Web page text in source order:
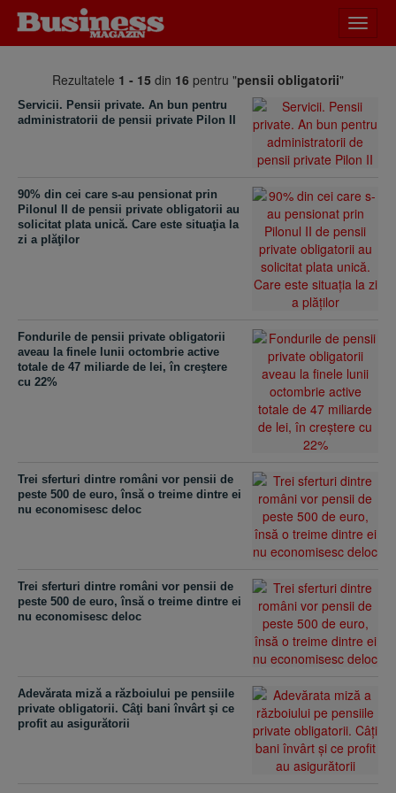
meniu
Rezultatele 1 - 15 din 16 pentru "pensii obligatorii"
Servicii. Pensii private. An bun pentru
administratorii de pensii private Pilon II
90% din cei care s-au pensionat prin
Pilonul II de pensii private obligatorii au
solicitat plata unică. Care este situaţia la
zi a plăţilor
Fondurile de pensii private obligatorii
aveau la finele lunii octombrie active
totale de 47 miliarde de lei, în creştere
cu 22%
Trei sferturi dintre români vor pensii de
peste 500 de euro, însă o treime dintre ei
nu economisesc deloc
Trei sferturi dintre români vor pensii de
peste 500 de euro, însă o treime dintre ei
nu economisesc deloc
Adevărata miză a războiului pe pensiile
private obligatorii. Câţi bani învârt şi ce
profit au asigurătorii